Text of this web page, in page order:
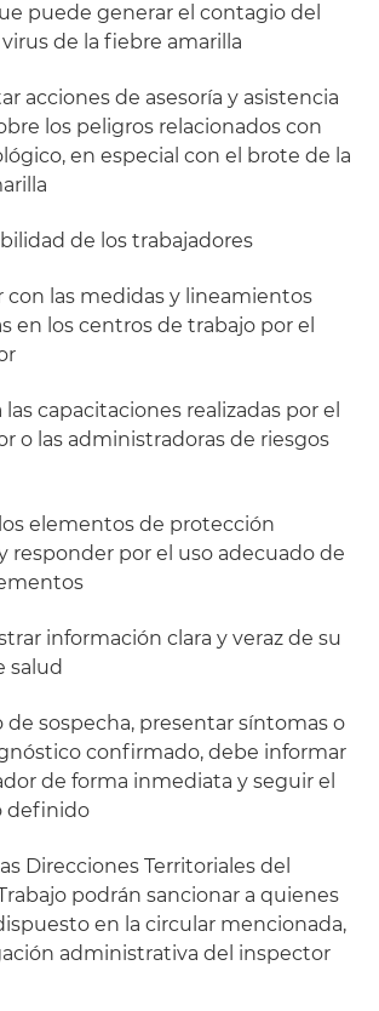
puede generar el contagio del
de la fiebre amarilla
acciones de asesoría y asistencia
los peligros relacionados con
en especial con el brote de la
de los trabajadores
con las medidas y lineamientos
en los centros de trabajo por el
las capacitaciones realizadas por el
o las administradoras de riesgos
elementos de protección
responder por el uso adecuado de
información clara y veraz de su
salud
de sospecha, presentar síntomas o
confirmado, debe informar
de forma inmediata y seguir el
definido
Direcciones Territoriales del
podrán sancionar a quienes
en la circular mencionada,
administrativa del inspector